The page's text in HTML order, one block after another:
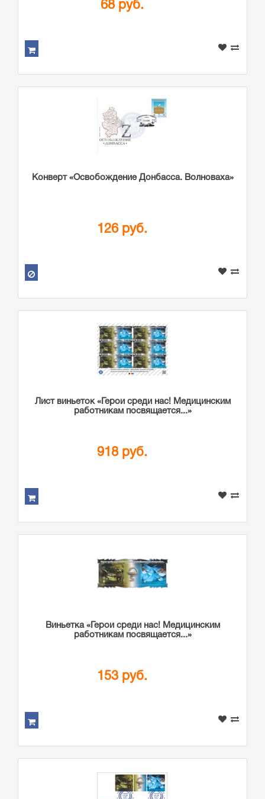
68 руб.
Конверт «Освобождение Донбасса. Волноваха»
126 руб.
Лист виньеток «Герои среди нас! Медицинским
работникам посвящается...»
918 руб.
Виньетка «Герои среди нас! Медицинским
работникам посвящается...»
153 руб.